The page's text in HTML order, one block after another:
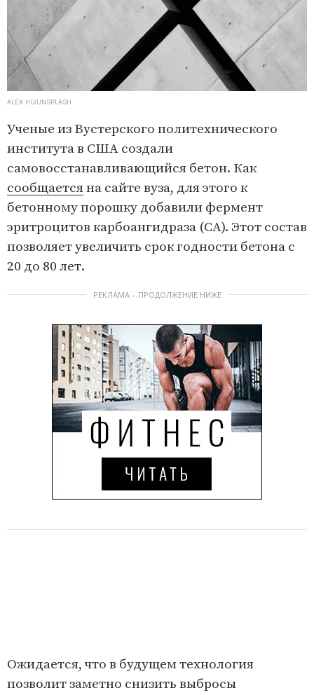
ALEX HU/UNSPLASH
Ученые из Вустерского политехнического
института в США создали
самовосстанавливающийся бетон. Как
сообщаетсяна сайте вуза, для этого к
бетонному порошку добавили фермент
эритроцитов карбоангидраза (СА). Этот состав
позволяет увеличить срок годности бетона с
20 до 80 лет.
РЕКЛАМА – ПРОДОЛЖЕНИЕ НИЖЕ
Ожидается, что в будущем технология
позволит заметно снизить выбросы